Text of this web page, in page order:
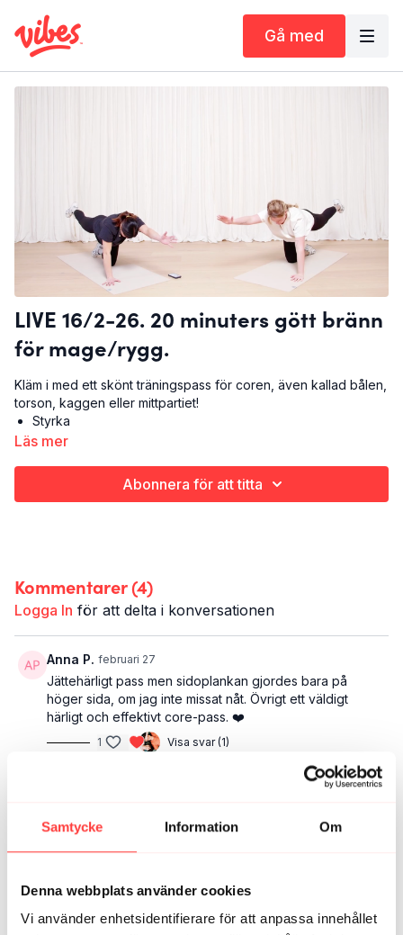
Samtycke Information Om
Denna webbplats använder cookies
Vi använder enhetsidentifierare för att anpassa innehållet
Gå med
LIVE 16/2-26. 20 minuters gött bränn
för mage/rygg.
Kläm i med ett skönt träningspass för coren, även kallad bålen,
torson, kaggen eller mittpartiet!
Styrka
Core
Läs mer
Abonnera för att titta
Kommentarer (4)
Logga In för att delta i konversationen
Anna P. februari 27
Jättehärligt pass men sidoplankan gjordes bara på
höger sida, om jag inte missat nåt. Övrigt ett väldigt
härligt och effektivt core-pass. ❤️
1 Visa svar (1)